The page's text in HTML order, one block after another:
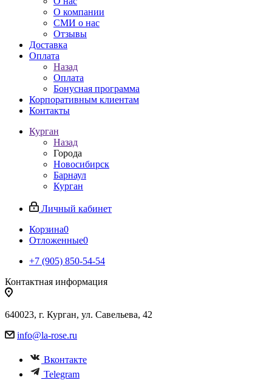
О компании
СМИ о нас
Отзывы
Доставка
Оплата
Назад
Оплата
Бонусная программа
Корпоративным клиентам
Контакты
Курган
Назад
Города
Новосибирск
Барнаул
Курган
Личный кабинет
Корзина0
Отложенные0
+7 (905) 850-54-54
Контактная информация
640023, г. Курган, ул. Савельева, 42
info@la-rose.ru
Вконтакте
Telegram